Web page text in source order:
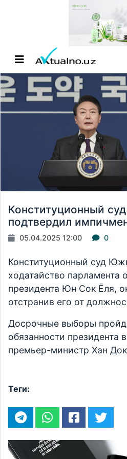
Конституционный
подтвердил
05.04.2025 12:00 0
Конституционный суд
ходатайство парламента
президента Юн Сок Ёля,
отстранив его от
Досрочные выборы
обязанности президента
премьер-министр Хан
Теги: